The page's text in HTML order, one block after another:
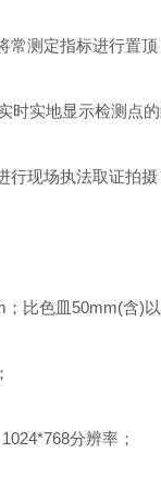
测定指标进行置顶
实地显示检测点的
现场执法取证拍摄
比色皿50mm(含)
分辨率；